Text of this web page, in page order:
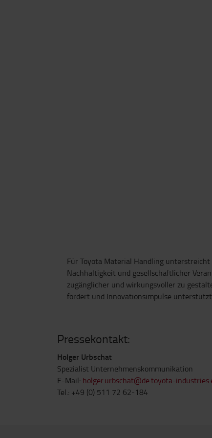
Für Toyota Material Handling unterstreicht
Nachhaltigkeit und gesellschaftlicher
zugänglicher und wirkungsvoller zu
fördert und Innovationsimpulse
Pressekontakt:
Holger Urbschat
Spezialist Unternehmenskommunikation
E-Mail: holger.urbschat@de.toyota-
Tel.: +49 (0) 511 72 62-184